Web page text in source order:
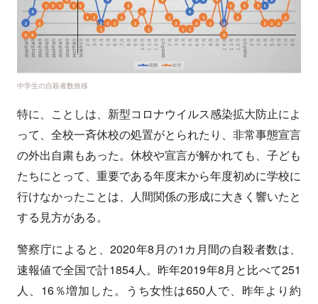
中学生の自殺者数推移
特に、ことしは、新型コロナウイルス感染拡大防止によ
って、全校一斉休校の処置がとられたり、非常事態宣言
の外出自粛もあった。休校や宣言が解かれても、子ども
たちにとって、重要である年度末から年度初めに学校に
行けなかったことは、人間関係の形成に大きく響いたと
する見方がある。
警察庁によると、2020年8月の1カ月間の自殺者数は、
速報値で全国で計1854人。昨年2019年8月と比べて251
人、16％増加した。うち女性は650人で、昨年より約